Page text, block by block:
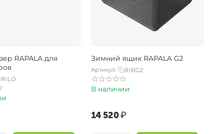
RAPALA для
RILO
Зимний ящик RAPALA G2
Артикул: RIBG2
В наличии
‍14 520‍₽